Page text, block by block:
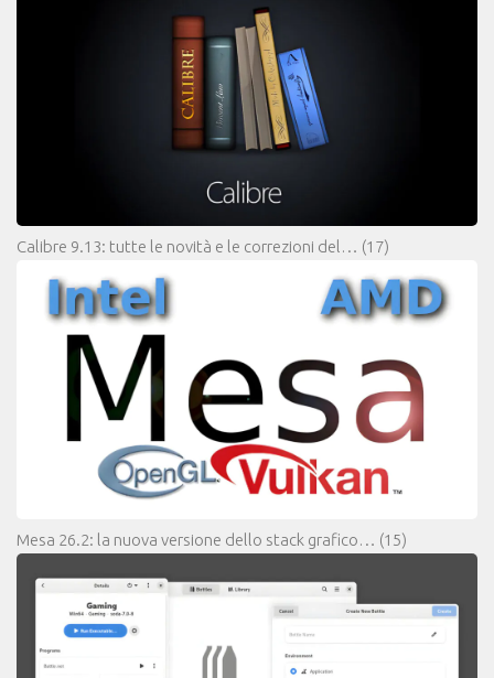
Calibre 9.13: tutte le novità e le correzioni del… (17)
Mesa 26.2: la nuova versione dello stack grafico… (15)